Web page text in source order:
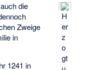
H
er
z
o
gt
die
Zweige
in
1241 in